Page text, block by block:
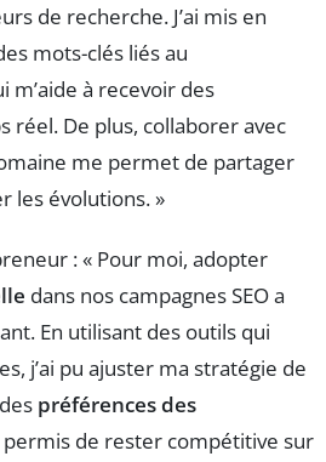
de recherche. J’ai mis en
mots-clés liés au
m’aide à recevoir des
réel. De plus, collaborer avec
me permet de partager
les évolutions. »
: « Pour moi, adopter
dans nos campagnes SEO a
En utilisant des outils qui
j’ai pu ajuster ma stratégie de
préférences des
permis de rester compétitive sur